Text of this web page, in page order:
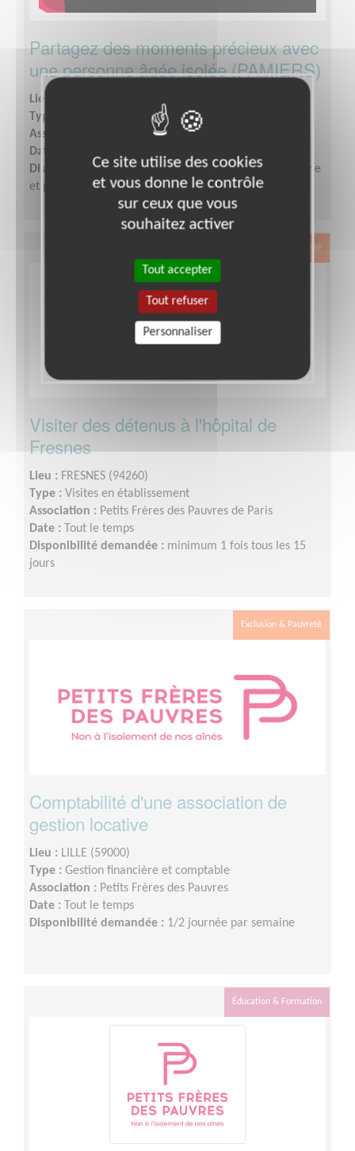
Partagez des moments précieux avec
une personne âgée isolée (PAMIERS)
Lieu :
Type :
Association :
Petits Frères des Pauvres d'Occitanie
Date :
Disponibilité demandée :Quelques heures par semaine
et participation aux réunions d'équipe.
Exclusion & Pauvreté
Visiter des détenus à l'hôpital de
Fresnes
Lieu : FRESNES (94260)
Type : Visites en établissement
Association : Petits Frères des Pauvres de Paris
Date : Tout le temps
Disponibilité demandée : minimum 1 fois tous les 15
jours
Exclusion & Pauvreté
Comptabilité d'une association de
gestion locative
Lieu : LILLE (59000)
Type : Gestion financière et comptable
Association : Petits Frères des Pauvres
Date : Tout le temps
Disponibilité demandée : 1/2 journée par semaine
Éducation & Formation
Ce site utilise des cookies
et vous donne le contrôle
sur ceux que vous
souhaitez activer
Tout accepter
Tout refuser
Personnaliser